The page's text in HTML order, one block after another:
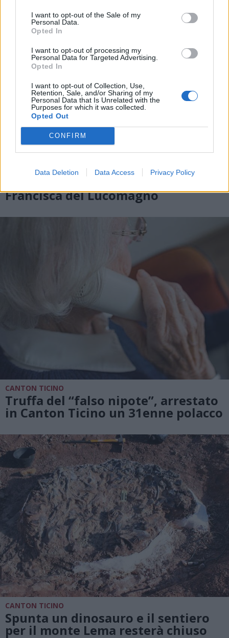
I want to opt-out of the Sale of my
Personal Data.
Opted In
I want to opt-out of processing my
Personal Data for Targeted Advertising.
Opted In
I want to opt-out of Collection, Use,
Retention, Sale, and/or Sharing of my
Personal Data that Is Unrelated with the
Purposes for which it was collected.
Opted Out
CONFIRM
Data Deletion Data Access Privacy Policy
Francisca del Lucomagno
CANTON TICINO
Truffa del “falso nipote”, arrestato
in Canton Ticino un 31enne polacco
CANTON TICINO
Spunta un dinosauro e il sentiero
per il monte Lema resterà chiuso